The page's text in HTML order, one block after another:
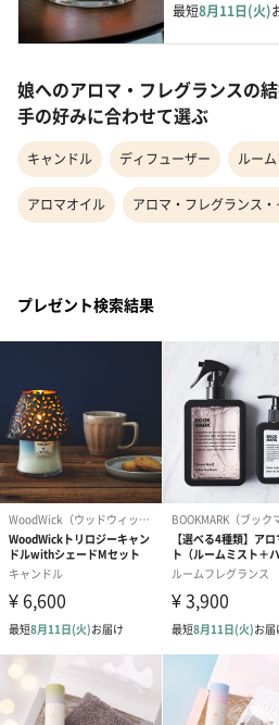
最短8月11日(火)
娘へのアロマ・フレグランスの
手の好みに合わせて選ぶ
キャンドル ディフューザー ルー
アロマオイル アロマ・フレグランス
プレゼント検索結果